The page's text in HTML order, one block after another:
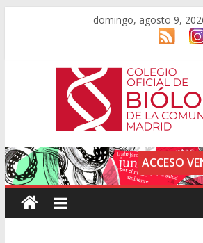
domingo, agosto 9,
ACCESO